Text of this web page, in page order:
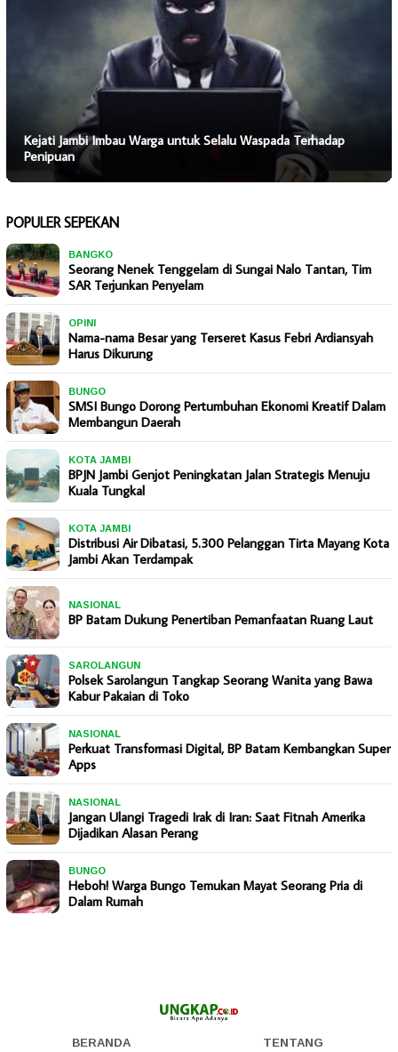
Kejati Jambi Imbau Warga untuk Selalu Waspada Terhadap
Penipuan
POPULER SEPEKAN
BANGKO
Seorang Nenek Tenggelam di Sungai Nalo Tantan, Tim
SAR Terjunkan Penyelam
OPINI
Nama-nama Besar yang Terseret Kasus Febri Ardiansyah
Harus Dikurung
BUNGO
SMSI Bungo Dorong Pertumbuhan Ekonomi Kreatif Dalam
Membangun Daerah
KOTA JAMBI
BPJN Jambi Genjot Peningkatan Jalan Strategis Menuju
Kuala Tungkal
KOTA JAMBI
Distribusi Air Dibatasi, 5.300 Pelanggan Tirta Mayang Kota
Jambi Akan Terdampak
NASIONAL
BP Batam Dukung Penertiban Pemanfaatan Ruang Laut
SAROLANGUN
Polsek Sarolangun Tangkap Seorang Wanita yang Bawa
Kabur Pakaian di Toko
NASIONAL
Perkuat Transformasi Digital, BP Batam Kembangkan Super
Apps
NASIONAL
Jangan Ulangi Tragedi Irak di Iran: Saat Fitnah Amerika
Dijadikan Alasan Perang
BUNGO
Heboh! Warga Bungo Temukan Mayat Seorang Pria di
Dalam Rumah
BERANDA TENTANG